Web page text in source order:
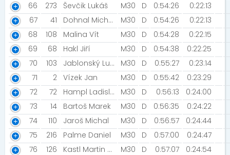
66
273 Ševčik Lukáš M30 D 0:54:26
0:22:13
67
41 Dohnal Michal [Rytíři Godrica Nebelvíra] M30 D 0:54:26
0:22:13
68
108 Malina Vít M30 D 0:54:28
0:22:15
69
68 Hakl Jiří M30 D 0:54:38
0:22:25
70
103 Jablonský Lukáš [MARO team] M30 D 0:55:27
0:23:14
71
2 Vízek Jan M30 D 0:55:42
0:23:29
72
72 Hampl Ladislav M30 D 0:56:13
0:24:00
73
14 Bartoš Marek M30 D 0:56:35
0:24:22
74
110 Jaroš Michal M30 D 0:56:57
0:24:44
75
216 Palme Daniel M30 D 0:57:00
0:24:47
76
126 Kastl Martin [FVeZy] M30 D 0:57:07
0:24:54